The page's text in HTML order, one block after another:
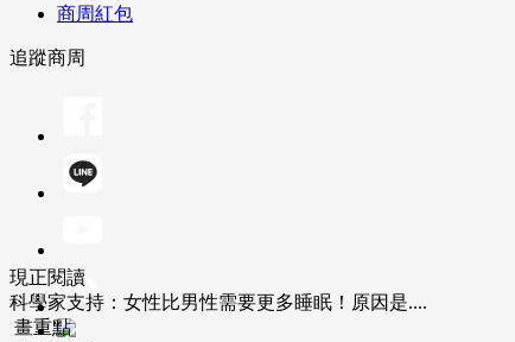
商周紅包
追蹤商周
現正閱讀
科學家支持：女性比男性需要更多睡眠！原因是....
畫重點